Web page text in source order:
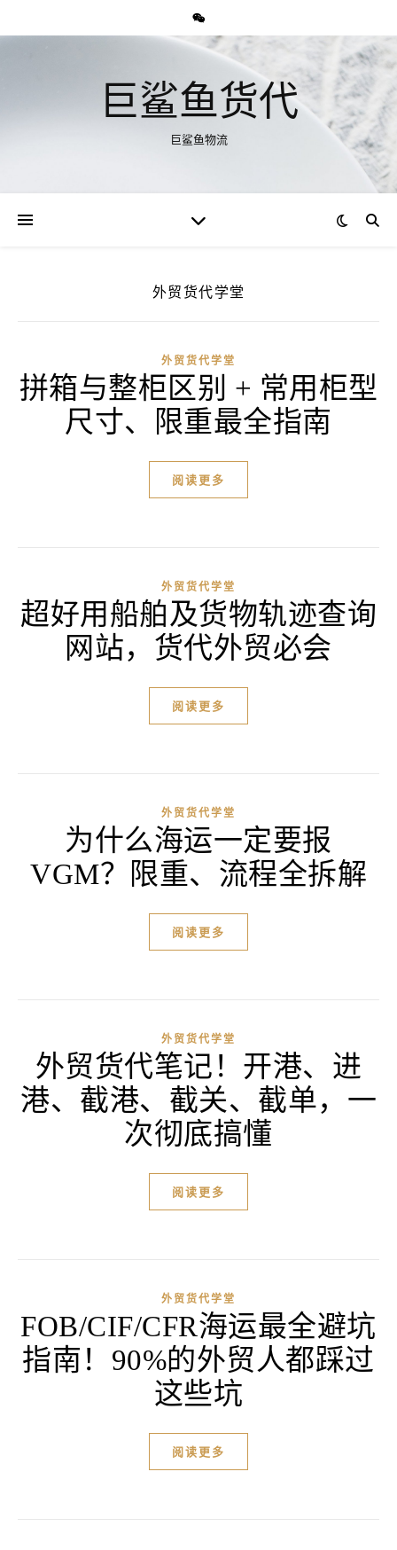
巨鲨鱼货代
巨鲨鱼物流
外贸货代学堂
外贸货代学堂
拼箱与整柜区别 + 常用柜型
尺寸、限重最全指南
阅读更多
外贸货代学堂
超好用船舶及货物轨迹查询
网站，货代外贸必会
阅读更多
外贸货代学堂
为什么海运一定要报
VGM？限重、流程全拆解
阅读更多
外贸货代学堂
外贸货代笔记！开港、进
港、截港、截关、截单，一
次彻底搞懂
阅读更多
外贸货代学堂
FOB/CIF/CFR海运最全避坑
指南！90%的外贸人都踩过
这些坑
阅读更多